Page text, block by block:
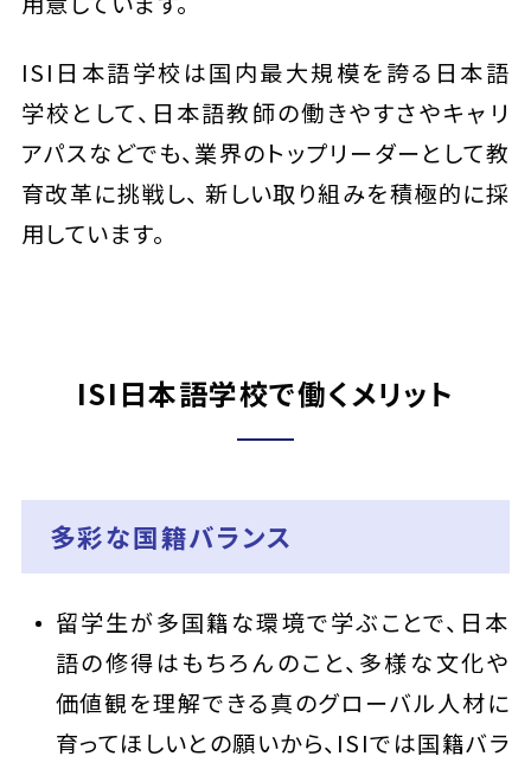
ISI日本語学校は国内最大規模を誇る日本語
学校として、日本語教師の働きやすさやキャリ
アパスなどでも、業界のトップリーダーとして教
育改革に挑戦し、 新しい取り組みを積極的に採
用しています。
ISI日本語学校で働くメリット
多彩な国籍バランス
留学生が多国籍な環境で学ぶことで、日本
語の修得はもちろんのこと、多様な文化や
価値観を理解できる真のグローバル人材に
育ってほしいとの願いから、ISIでは国籍バラ